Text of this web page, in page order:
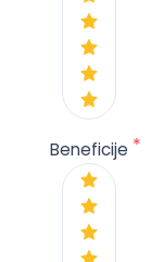
Beneficije *